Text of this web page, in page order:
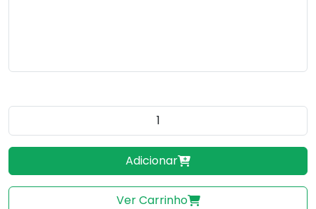
Quantidade do produto
Adicionar
Ver Carrinho